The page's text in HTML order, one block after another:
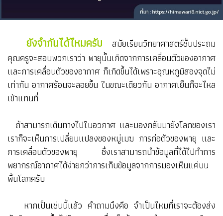
ยังจำกันได้ไหมครับ สมัยเรียนวิทยาศาสตร์ชั้นประถม
คุณครูจะสอนพวกเราว่า พายุนั้นเกิดจากการเคลื่อนตัวของอากาศ
และการเคลื่อนตัวของอากาศ ก็เกิดขึ้นได้เพราะอุณหภูมิสองจุดไม่
เท่ากัน อากาศร้อนจะลอยขึ้น ในขณะเดียวกัน อากาศเย็นก็จะไหล
เข้าแทนที่
ถ้าสามารถเดินทางไปในอวกาศ และมองกลับมายังโลกของเรา
เราก็จะเห็นการเปลี่ยนแปลงของหมู่เมฆ การก่อตัวของพายุ และ
การเคลื่อนตัวของพายุ ซึ่งเราสามารถนำข้อมูลที่ได้ไปทำการ
พยากรณ์อากาศได้ง่ายกว่าการเก็บข้อมูลจากการมองเห็นแค่บน
พื้นโลกครับ
หากเป็นเช่นนี้แล้ว คำถามนึงคือ จำเป็นไหมที่เราจะต้องส่ง